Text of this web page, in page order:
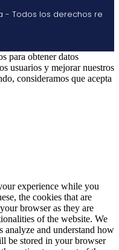
- Todos los derechos re
para obtener datos
usuarios y mejorar nuestros
consideramos que acepta
experience while you
the cookies that are
browser as they are
of the website. We
analyze and understand how
be stored in your browser